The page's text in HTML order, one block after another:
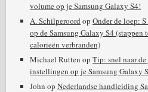
volume op je Samsung Galaxy S4!
A. Schilperoord op Onder de loep:
op de Samsung Galaxy S4 (stappen
calorieën verbranden)
Michael Rutten op Tip: snel naar
instellingen op je Samsung Galaxy
John op Nederlandse handleiding